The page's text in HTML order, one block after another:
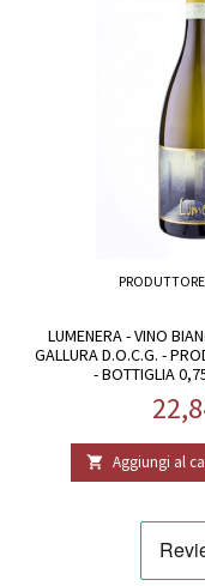
LUMENERA - VINO
GALLURA D.O.C.G. -
- BOTTIGLIA
 Aggiungi al